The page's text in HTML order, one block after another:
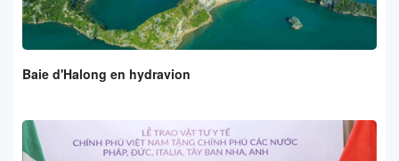
Baie d'Halong en hydravion